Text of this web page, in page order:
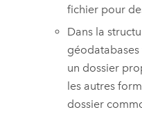
fichier pour
Dans la
un dossier
les autres
dossier